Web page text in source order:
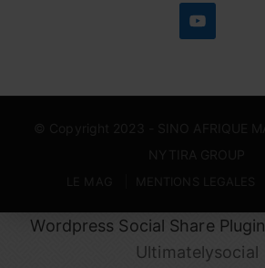
Wordpress Social Share Plugin
Ultimatelysocial